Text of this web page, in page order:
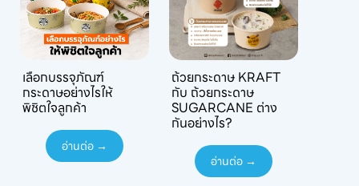
เลือกบรรจุภัณฑ์
กระดาษอย่างไรให้
พิชิตใจลูกค้า
อ่านต่อ →
ถ้วยกระดาษ KRAFT
กับ ถ้วยกระดาษ
SUGARCANE ต่าง
กันอย่างไร?
อ่านต่อ →